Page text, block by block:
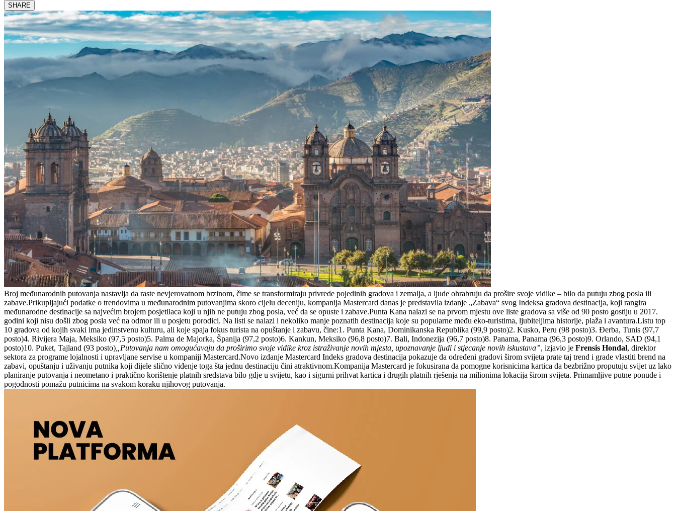
SHARE
Broj međunarodnih putovanja nastavlja da raste nevjerovatnom brzinom, čime se transformiraju privrede pojedinih gradova i zemalja, a ljude ohrabruju da prošire svoje vidike – bilo da putuju zbog posla ili
zabave.Prikupljajući podatke o trendovima u međunarodnim putovanjima skoro cijelu deceniju, kompanija Mastercard danas je predstavila izdanje „Zabava“ svog Indeksa gradova destinacija, koji rangira
međunarodne destinacije sa najvećim brojem posjetilaca koji u njih ne putuju zbog posla, već da se opuste i zabave.Punta Kana nalazi se na prvom mjestu ove liste gradova sa više od 90 posto gostiju u 2017.
godini koji nisu došli zbog posla već na odmor ili u posjetu porodici. Na listi se nalazi i nekoliko manje poznatih destinacija koje su popularne među eko-turistima, ljubiteljima historije, plaža i avantura.Listu top
10 gradova od kojih svaki ima jedinstvenu kulturu, ali koje spaja fokus turista na opuštanje i zabavu, čine:1. Punta Kana, Dominikanska Republika (99,9 posto)2. Kusko, Peru (98 posto)3. Đerba, Tunis (97,7
posto)4. Rivijera Maja, Meksiko (97,5 posto)5. Palma de Majorka, Španija (97,2 posto)6. Kankun, Meksiko (96,8 posto)7. Bali, Indonezija (96,7 posto)8. Panama, Panama (96,3 posto)9. Orlando, SAD (94,1
posto)10. Puket, Tajland (93 posto) „Putovanja nam omogućavaju da proširimo svoje vidike kroz istraživanje novih mjesta, upoznavanje ljudi i stjecanje novih iskustava”, izjavio je Frensis Hondal, direktor
sektora za programe lojalnosti i upravljane servise u kompaniji Mastercard.Novo izdanje Mastercard Indeks gradova destinacija pokazuje da određeni gradovi širom svijeta prate taj trend i grade vlastiti brend na
zabavi, opuštanju i uživanju putnika koji dijele slično viđenje toga šta jednu destinaciju čini atraktivnom.Kompanija Mastercard je fokusirana da pomogne korisnicima kartica da bezbrižno proputuju svijet uz lako
planiranje putovanja i neometano i praktično korištenje platnih sredstava bilo gdje u svijetu, kao i sigurni prihvat kartica i drugih platnih rješenja na milionima lokacija širom svijeta. Primamljive putne ponude i
pogodnosti pomažu putnicima na svakom koraku njihovog putovanja.